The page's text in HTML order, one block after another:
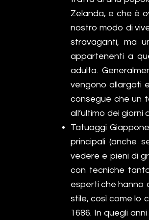
Zelanda, e che è
nostro modo di
stravaganti, ma
appartenenti a
adulta.
vengono allargati
consegue che un
all’ultimo dei giorni
Tatuaggi
principali (anche
vedere e pieni di
con tecniche
esperti che hanno
stile, così come lo
1686. In quegli